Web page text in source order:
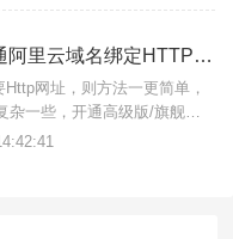
义链接，然后将摩尔营销通配
三、将以下代码粘贴到您的网
</b
摩尔营销通阿里云域名绑定HTTPS教程
网址，则方法一更简单，
杂一些，开通高级版/旗舰版
客服帮您配置。